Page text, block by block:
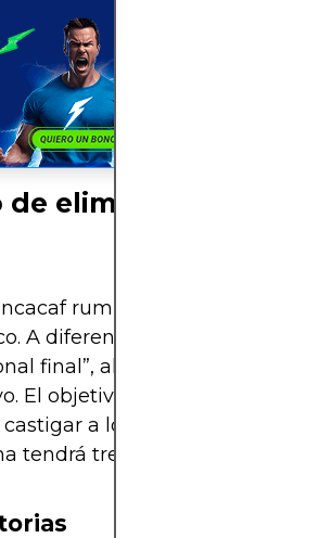
eliminatorias de
rumbo al Mundial 2026
A diferencia del formato
final”, ahora se busca un
El objetivo es dar más
a los grandes. Según
tendrá tres fases principales.